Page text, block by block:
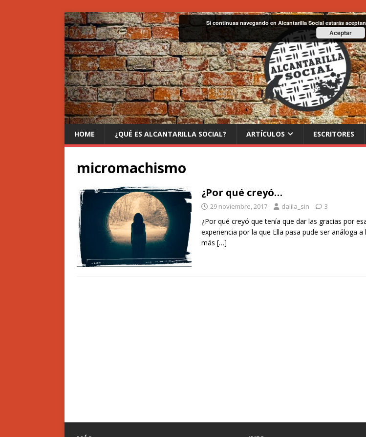
HOME ¿QUÉ ES ALCANTARILLA SOCIAL? ARTÍCULOS ESCRITORES
micromachismo
¿Por qué creyó…
29 noviembre, 2017 dalila_sin 3
¿Por qué creyó que tenía que dar las gracias por
experiencia por la que Ella pasa pude ser análoga a
más […]
Si continuas navegando en Alcantarilla Social estarás
Aceptar